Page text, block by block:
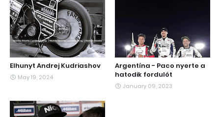
Elhunyt Andrej Kudriashov
May 19, 2024
Argentína - Paco nyerte a
hatodik fordulót
January 09, 2023